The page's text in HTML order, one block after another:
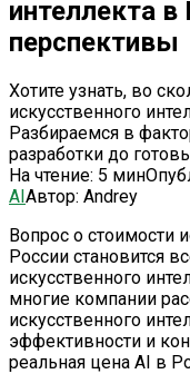
интеллекта в
перспективы
Хотите узнать, во
искусственного
Разбираемся в
разработки до
На чтение: 5 мин
AIАвтор: Andrey
Вопрос о стоимости
России становится
искусственного
многие компании
искусственного
эффективности и
реальная цена AI в